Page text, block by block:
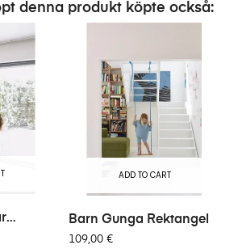
denna produkt köpte också:
ADD TO CART
Barn Gunga Rektangel
109,00 €